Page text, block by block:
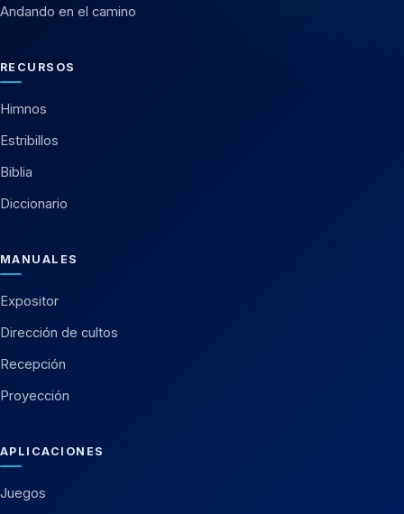
Andando en el camino
RECURSOS
Himnos
Estribillos
Biblia
Diccionario
MANUALES
Expositor
Dirección de cultos
Recepción
Proyección
APLICACIONES
Juegos